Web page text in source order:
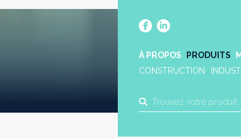
À PROPOS PRODUITS
CONSTRUCTION